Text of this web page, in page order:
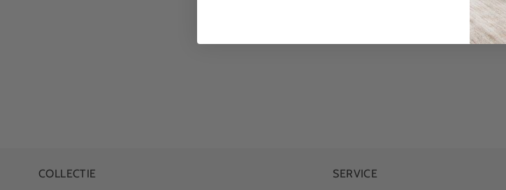
COLLECTIE SERVICE